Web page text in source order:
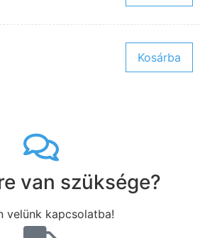
Kosárba
van szüksége?
velünk kapcsolatba!